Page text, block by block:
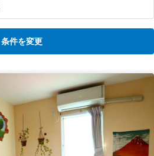
条件を変更